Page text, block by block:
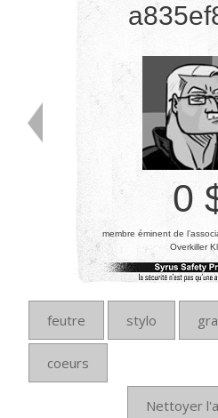
0
membre éminent de
Overkiller
feutre stylo
coeurs
Nettoyer